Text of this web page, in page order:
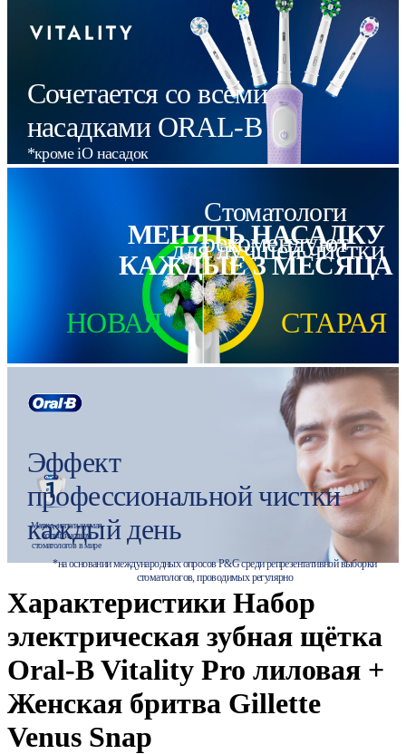
Сочетается со всеми
насадками ORAL-B
*кроме iO насадок
Стоматологи
рекомендуют
МЕНЯТЬ НАСАДКУ
КАЖДЫЕ 3 МЕСЯЦА
для лучшей чистки
НОВАЯ СТАРАЯ
Эффект
профессиональной чистки
каждый день
Марка, используемая
большинством
стоматологов в мире
*на основании международных опросов P&G среди репрезентативной выборки
стоматологов, проводимых регулярно
Характеристики Набор
электрическая зубная щётка
Oral-B Vitality Pro лиловая +
Женская бритва Gillette
Venus Snap